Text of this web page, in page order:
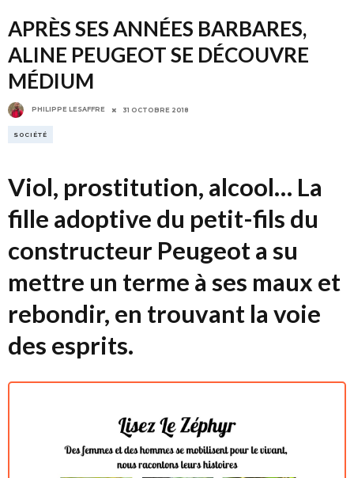
APRÈS SES ANNÉES BARBARES,
ALINE PEUGEOT SE DÉCOUVRE
MÉDIUM
PHILIPPE LESAFFRE 31 OCTOBRE 2018
SOCIÉTÉ
Viol, prostitution, alcool… La
fille adoptive du petit-fils du
constructeur Peugeot a su
mettre un terme à ses maux et
rebondir, en trouvant la voie
des esprits.